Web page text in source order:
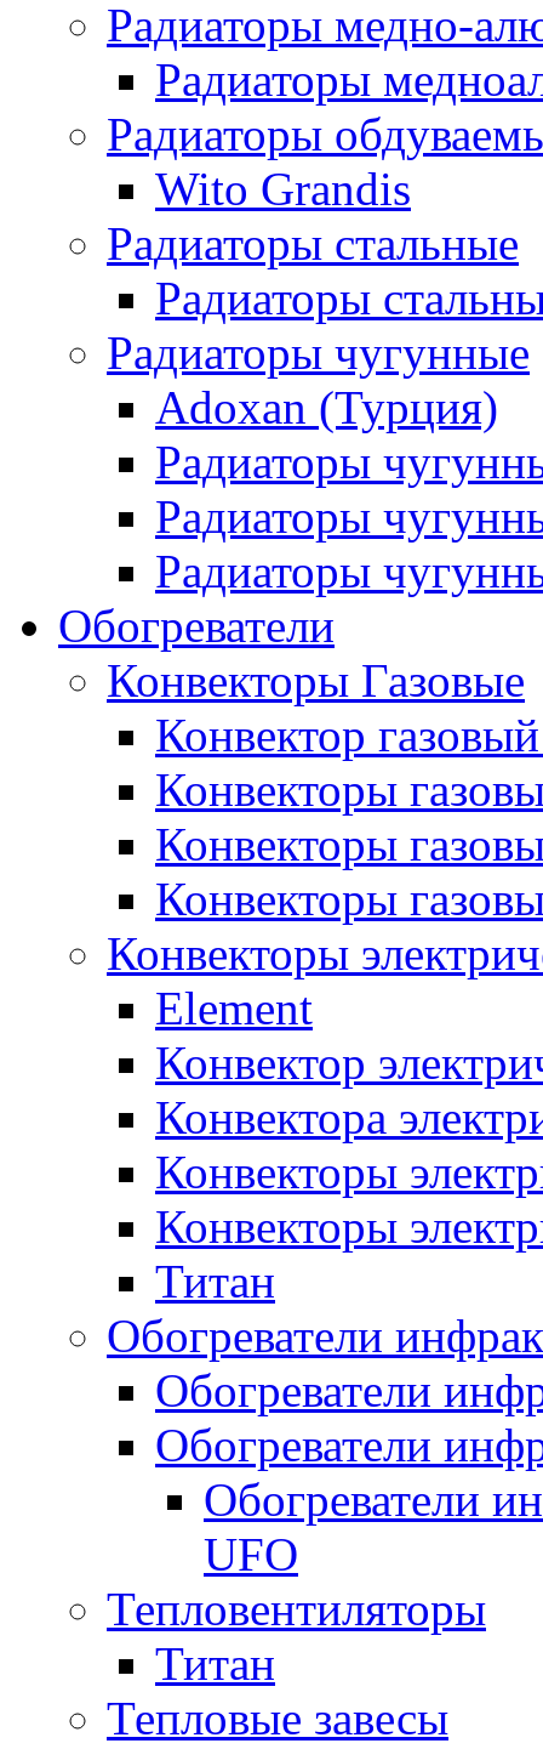
Радиаторы медно-
Радиаторы
Радиаторы
Wito Grandis
Радиаторы стальные
Радиаторы
Радиаторы чугунные
Adoxan (Турция)
Радиаторы
Радиаторы
Радиаторы
Обогреватели
Конвекторы Газовые
Конвектор
Конвекторы
Конвекторы
Конвекторы
Конвекторы
Element
Конвектор
Конвектора
Конвекторы
Конвекторы
Титан
Обогреватели
Обогреватели
Обогреватели
Обогреватели
UFO
Тепловентиляторы
Титан
Тепловые завесы